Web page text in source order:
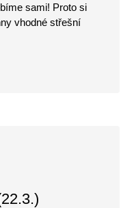
sami! Proto si
vhodné střešní